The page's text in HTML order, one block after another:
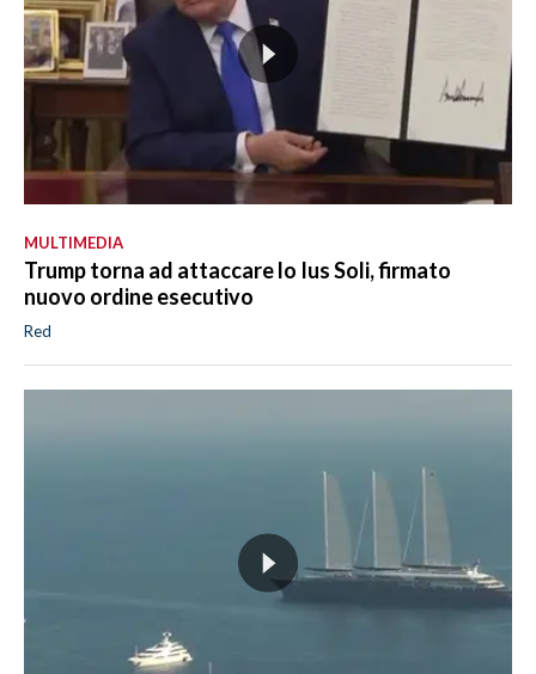
MULTIMEDIA
Trump torna ad attaccare lo Ius Soli, firmato
nuovo ordine esecutivo
Red